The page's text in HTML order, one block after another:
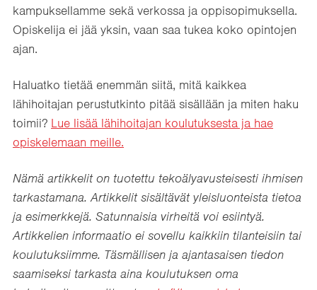
kampuksellamme sekä verkossa ja oppisopimuksella.
Opiskelija ei jää yksin, vaan saa tukea koko opintojen
ajan.
Haluatko tietää enemmän siitä, mitä kaikkea
lähihoitajan perustutkinto pitää sisällään ja miten haku
toimii? Lue lisää lähihoitajan koulutuksesta ja hae
opiskelemaan meille.
Nämä artikkelit on tuotettu tekoälyavusteisesti ihmisen
tarkastamana. Artikkelit sisältävät yleisluonteista tietoa
ja esimerkkejä. Satunnaisia virheitä voi esiintyä.
Artikkelien informaatio ei sovellu kaikkiin tilanteisiin tai
koulutuksiimme. Täsmällisen ja ajantasaisen tiedon
saamiseksi tarkasta aina koulutuksen oma